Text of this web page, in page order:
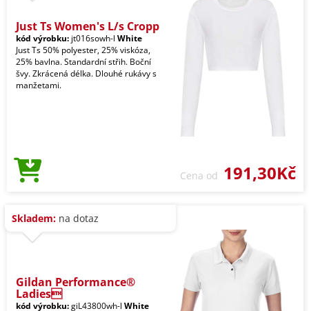
Just Ts Women's L/s Cropp
kód výrobku: jt016sowh-l White
Just Ts 50% polyester, 25% viskóza,
25% bavlna. Standardní střih. Boční
švy. Zkrácená délka. Dlouhé rukávy s
manžetami.
Cena od 191,30Kč
Skladem: na dotaz
Gildan Performance®
Ladies
kód výrobku:giL43800wh-l White